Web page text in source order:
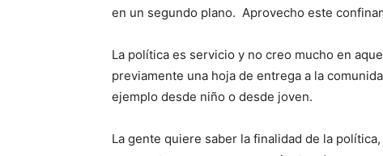
en un segundo plano. Aprovecho este
La política es servicio y no creo mucho en
previamente una hoja de entrega a la
ejemplo desde niño o desde joven.
La gente quiere saber la finalidad de la